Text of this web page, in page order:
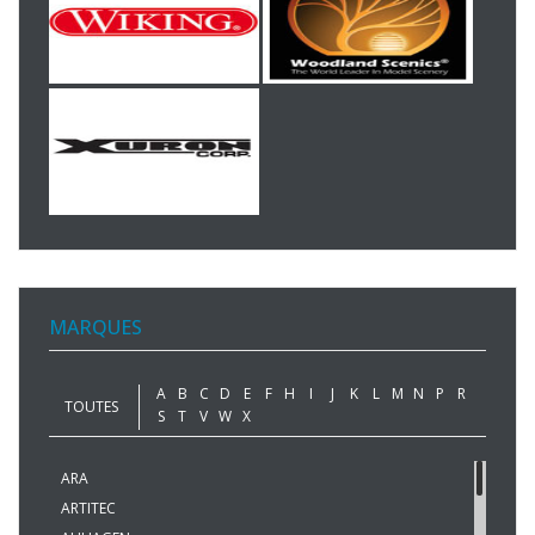
MARQUES
TOUTES
A B C D E F H I J K L M N P
R
S
T V W X
ARA
ARTITEC